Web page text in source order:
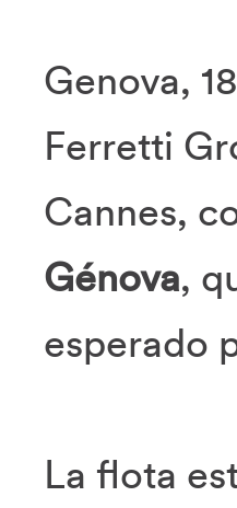
Genova,
Ferretti
Cannes,
Génova,
esperado
La flota